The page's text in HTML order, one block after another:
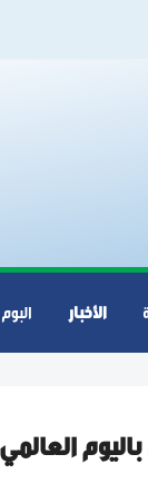
الأخبار